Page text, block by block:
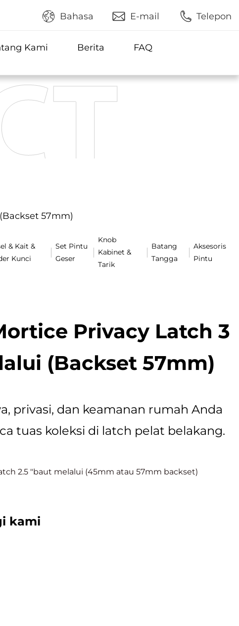
Bahasa E-mail Telepon
Kami Berita
FAQ
57mm)
& Kait &
Kunci
Set Pintu
Geser
Knob
Kabinet &
Tarik
Batang
Tangga
Aksesoris
Pintu
Privacy Latch 3
(Backset 57mm)
privasi, dan keamanan rumah Anda
tuas koleksi di latch pelat belakang.
2.5 "baut melalui (45mm atau 57mm backset)
kami